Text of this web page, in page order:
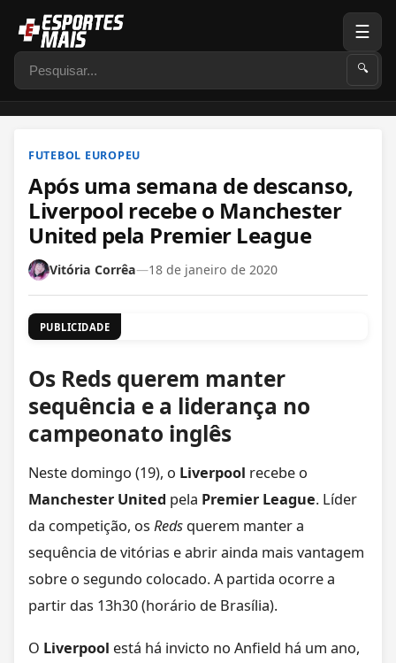
Pesquisar 🔍
☰
FUTEBOL EUROPEU
Após uma semana de descanso,
Liverpool recebe o Manchester
United pela Premier League
Vitória Corrêa—18 de janeiro de 2020
PUBLICIDADE
Os Reds querem manter
sequência e a liderança no
campeonato inglês
Neste domingo (19), o Liverpool recebe o
Manchester United pela Premier League. Líder
da competição, os Reds querem manter a
sequência de vitórias e abrir ainda mais vantagem
sobre o segundo colocado. A partida ocorre a
partir das 13h30 (horário de Brasília).
O Liverpool está há invicto no Anfield há um ano,